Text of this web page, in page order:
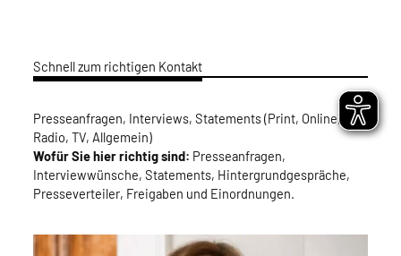
Schnell zum richtigen Kontakt
Presseanfragen, Interviews, Statements (Print, Online,
Radio, TV, Allgemein)
Wofür Sie hier richtig sind: Presseanfragen,
Interviewwünsche, Statements, Hintergrundgespräche,
Presseverteiler, Freigaben und Einordnungen.